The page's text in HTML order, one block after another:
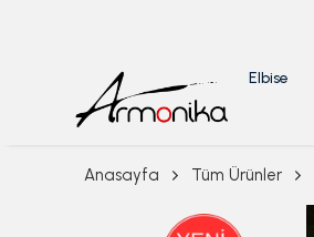
Elbise
Anasayfa Tüm Ürünler